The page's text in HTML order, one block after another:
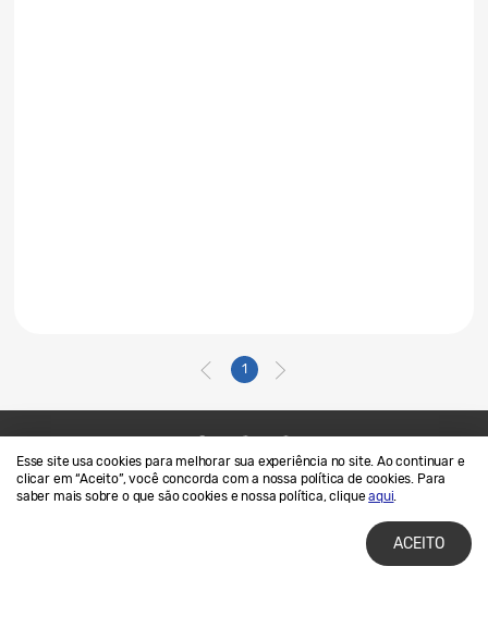
Esse site usa cookies para melhorar sua experiência no site. Ao continuar e
clicar em “Aceito”, você concorda com a nossa política de cookies. Para
saber mais sobre o que são cookies e nossa política, cliqueaqui.
ACEITO
1
Contato
SAMSUNG.COM
Termos de Uso
Privacidade e Cookies